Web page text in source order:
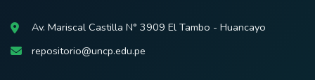
Av. Mariscal Castilla N° 3909 El Tambo - Huancayo
repositorio@uncp.edu.pe